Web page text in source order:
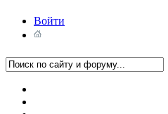
Войти